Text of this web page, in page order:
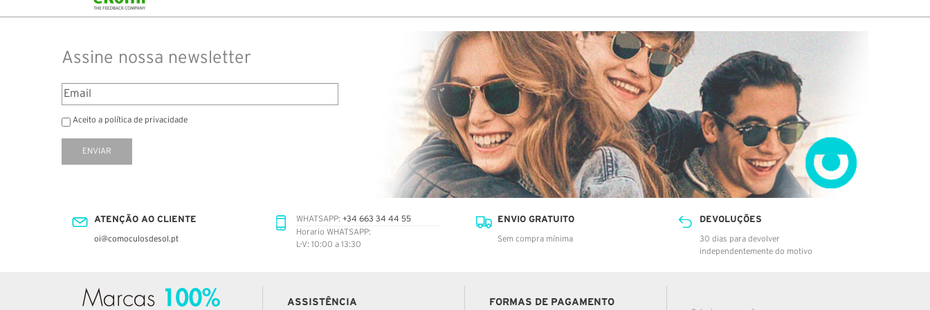
Assine nossa newsletter
Aceito a política de privacidade
ENVIAR
ATENÇÃO AO CLIENTE
oi@comoculosdesol.pt
WHATSAPP: +34 663 34 44 55
Horario WHATSAPP:
L-V: 10:00 a 13:30
ENVIO GRATUITO
Sem compra mínima
DEVOLUÇÕES
30 dias para devolver
independentemente do motivo
ASSISTÊNCIA FORMAS DE PAGAMENTO